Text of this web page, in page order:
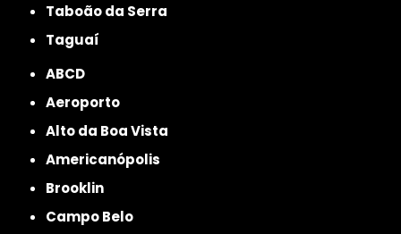
Taboão da Serra
Taguaí
ABCD
Aeroporto
Alto da Boa Vista
Americanópolis
Brooklin
Campo Belo